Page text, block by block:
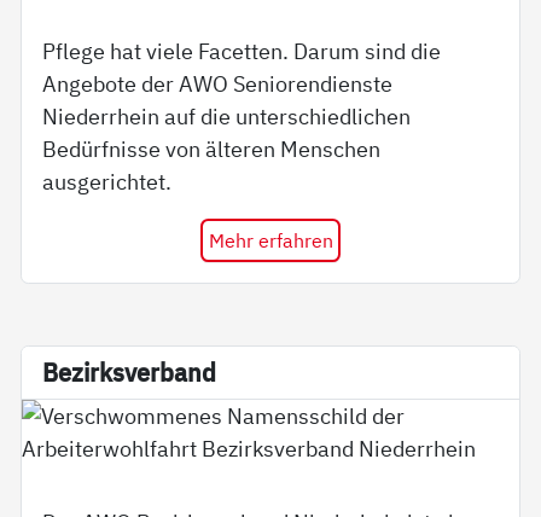
Pflege hat viele Facetten. Darum sind die
Angebote der AWO Seniorendienste
Niederrhein auf die unterschiedlichen
Bedürfnisse von älteren Menschen
ausgerichtet.
Mehr erfahren
Be­zirks­ver­band